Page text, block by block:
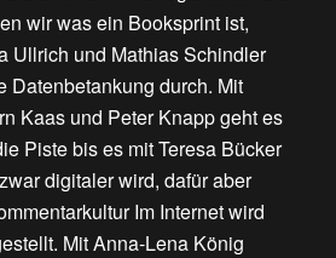
wir was ein Booksprint ist,
Ullrich und Mathias Schindler
Datenbetankung durch. Mit
Kaas und Peter Knapp geht es
Piste bis es mit Teresa Bücker
digitaler wird, dafür aber
Im Internet wird
Mit Anna-Lena König